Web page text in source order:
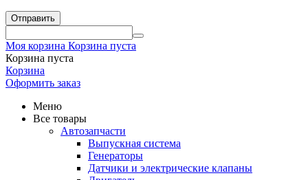
Отправить
Моя корзина Корзина пуста
Корзина пуста
Корзина
Оформить заказ
Меню
Все товары
Автозапчасти
Выпускная система
Генераторы
Датчики и электрические клапаны